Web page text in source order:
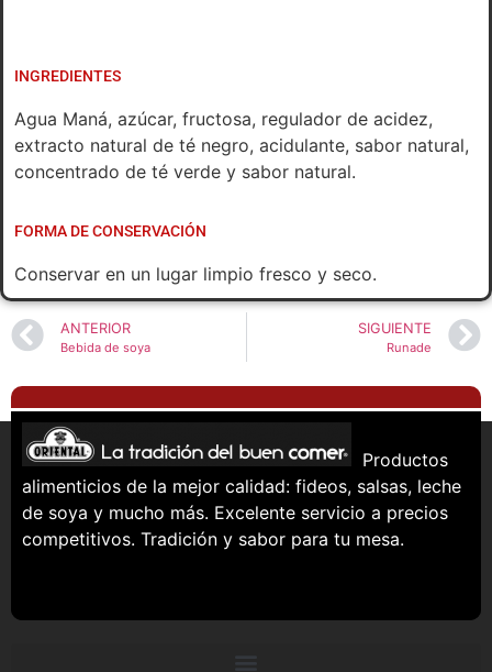
INGREDIENTES
Agua Maná, azúcar, fructosa, regulador de acidez,
extracto natural de té negro, acidulante, sabor natural,
concentrado de té verde y sabor natural.
FORMA DE CONSERVACIÓN
Conservar en un lugar limpio fresco y seco.
ANTERIOR
Bebida de soya
SIGUIENTE
Runade
Productos
alimenticios de la mejor calidad: fideos, salsas, leche
de soya y mucho más. Excelente servicio a precios
competitivos. Tradición y sabor para tu mesa.